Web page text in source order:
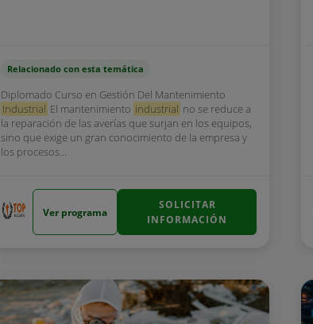
Relacionado con esta temática
Diplomado Curso en Gestión Del Mantenimiento
Industrial El mantenimiento industrial no se reduce a
la reparación de las averías que surjan en los equipos,
sino que exige un gran conocimiento de la empresa y
los procesos...
Ver programa
SOLICITAR
INFORMACIÓN